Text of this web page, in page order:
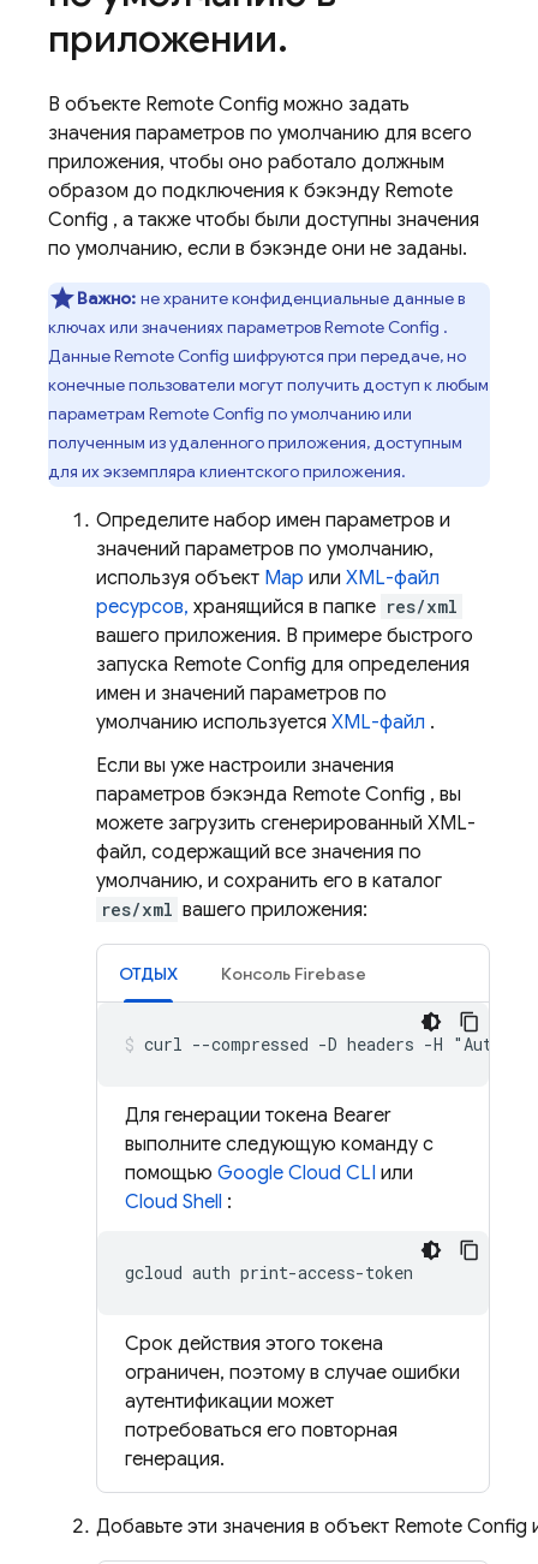
приложении.
В объекте Remote Config можно задать
значения параметров по умолчанию для всего
приложения, чтобы оно работало должным
образом до подключения к бэкэнду Remote
Config , а также чтобы были доступны значения
по умолчанию, если в бэкэнде они не заданы.
Важно: не храните конфиденциальные данные в
ключах или значениях параметровRemote Config .
ДанныеRemote Config шифруются при передаче, но
конечные пользователи могут получить доступ к любым
параметрам Remote Config по умолчанию или
полученным из удаленного приложения, доступным
для их экземпляра клиентского приложения.
Определите набор имен параметров и
значений параметров по умолчанию,
используя объект Map или XML-файл
ресурсов, хранящийся в папке res/xml
вашего приложения. В примере быстрого
запуска Remote Config для определения
имен и значений параметров по
умолчанию используется XML-файл .
Если вы уже настроили значения
параметров бэкэнда Remote Config , вы
можете загрузить сгенерированный XML-
файл, содержащий все значения по
умолчанию, и сохранить его в каталог
res/xml вашего приложения:
ОТДЫХ Консоль Firebase
curl --compressed -D headers -H
Для генерации токена Bearer
выполните следующую команду с
помощью Google Cloud CLI или
Cloud Shell :
gcloud auth
Срок действия этого токена
ограничен, поэтому в случае ошибки
аутентификации может
потребоваться его повторная
генерация.
Добавьте эти значения в объект Remote Config